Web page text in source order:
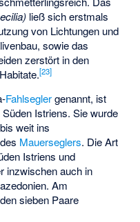
ließ sich erstmals
von Lichtungen und
sowie das
zerstört in den
[23]
Fahlseglergenannt, ist
Istriens. Sie wurde
weit ins
Mauerseglers. Die Art
Istriens und
inzwischen auch in
Am
sieben Paare